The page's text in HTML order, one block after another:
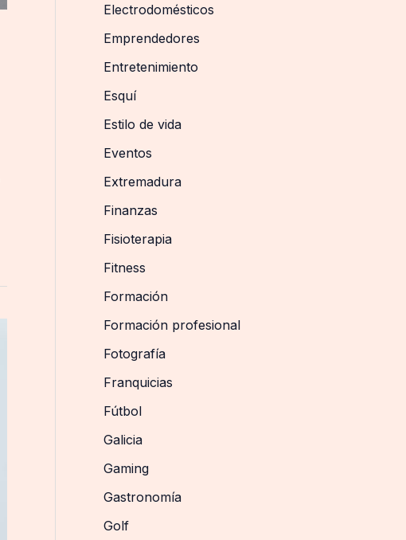
Electrodomésticos
Emprendedores
Entretenimiento
Esquí
Estilo de vida
Eventos
Extremadura
Finanzas
Fisioterapia
Fitness
Formación
Formación profesional
Fotografía
Franquicias
Fútbol
Galicia
Gaming
Gastronomía
Golf